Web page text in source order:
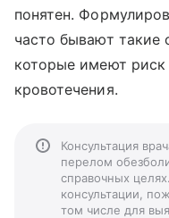
понятен.
часто бывают такие
которые имеют риск
кровотечения.
Консультация
перелом
справочных
консультации,
том числе для